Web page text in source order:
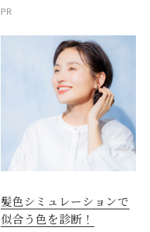
PR
髪色シミュレーションで
似合う色を診断！